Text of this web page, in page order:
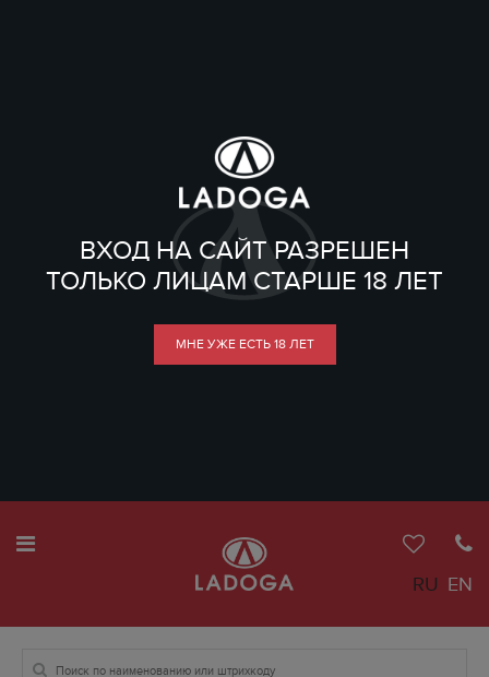
ВХОД НА САЙТ РАЗРЕШЕН
ТОЛЬКО ЛИЦАМ СТАРШЕ 18 ЛЕТ
МНЕ УЖЕ ЕСТЬ 18 ЛЕТ
RU EN